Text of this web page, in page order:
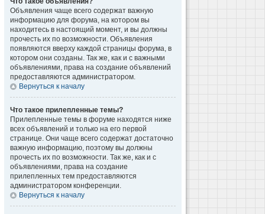
Объявления чаще всего содержат важную
информацию для форума, на котором вы
находитесь в настоящий момент, и вы должны
прочесть их по возможности. Объявления
появляются вверху каждой страницы форума, в
котором они созданы. Так же, как и с важными
объявлениями, права на создание объявлений
предоставляются администратором.
Вернуться к началу
Что такое прилепленные темы?
Прилепленные темы в форуме находятся ниже
всех объявлений и только на его первой
странице. Они чаще всего содержат достаточно
важную информацию, поэтому вы должны
прочесть их по возможности. Так же, как и с
объявлениями, права на создание
прилепленных тем предоставляются
администратором конференции.
Вернуться к началу